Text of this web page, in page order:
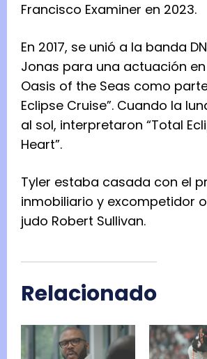
Francisco Examiner en 2023.
En 2017, se unió a la banda
Jonas para una actuación
Oasis of the Seas como
Eclipse Cruise”. Cuando la
al sol, interpretaron “Total
Heart”.
Tyler estaba casada con el
inmobiliario y excompetidor
judo Robert Sullivan.
Relacionado